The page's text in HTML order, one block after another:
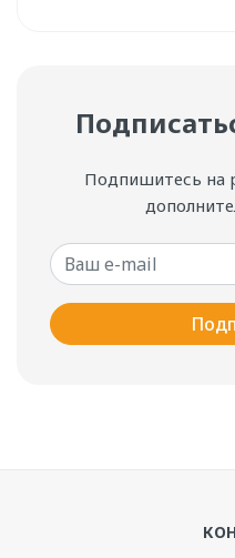
Подпишитесь на
Ваш e-mail